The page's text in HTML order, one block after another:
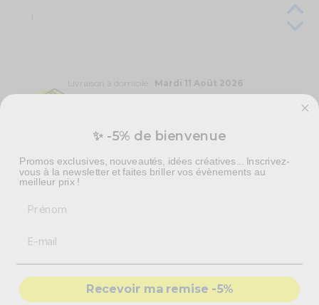
Livraison à domicile : Mardi 11 Août 2026
Quantité Prix unitaires
Caractéristiques techniques
Paquet de 40 serviettes en papier
Couleur Chocolat
Qualité supérieure
✨ -5% de bienvenue
Promos exclusives, nouveautés, idées créatives... Inscrivez-
vous à la newsletter et faites briller vos évènements au
meilleur prix !
Recevoir ma remise -5%